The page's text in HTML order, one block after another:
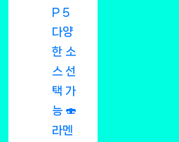
P 5
다양
한 소
스 선
택 가
능 🍣
라멘